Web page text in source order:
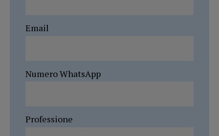
Email
Numero WhatsApp
Professione